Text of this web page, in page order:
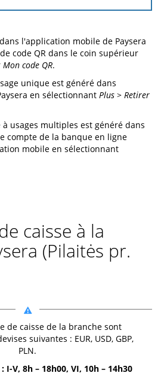
l'application mobile de Paysera
code QR dans le coin supérieur
Mon code QR.
unique est généré dans
en sélectionnant Plus > Retirer
usages multiples est généré dans
compte de la banque en ligne
mobile en sélectionnant
caisse à la
(Pilaitės pr.
de caisse de la branche sont
suivantes : EUR, USD, GBP,
PLN.
V, 8h – 18h00, VI, 10h – 14h30